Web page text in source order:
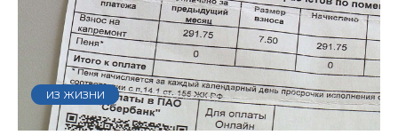
ИЗ ЖИЗНИ